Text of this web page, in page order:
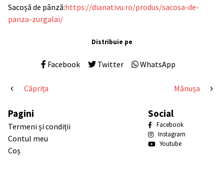
Sacoșă de pânză:https://dianativu.ro/produs/sacosa-de-
panza-zurgalai/
Distribuie pe
Facebook Twitter WhatsApp
Navigare
în
articole
Mănușa
Căprița
Pagini
Termeni și condiții
Contul meu
Coș
Social
Facebook
Instagram
Youtube